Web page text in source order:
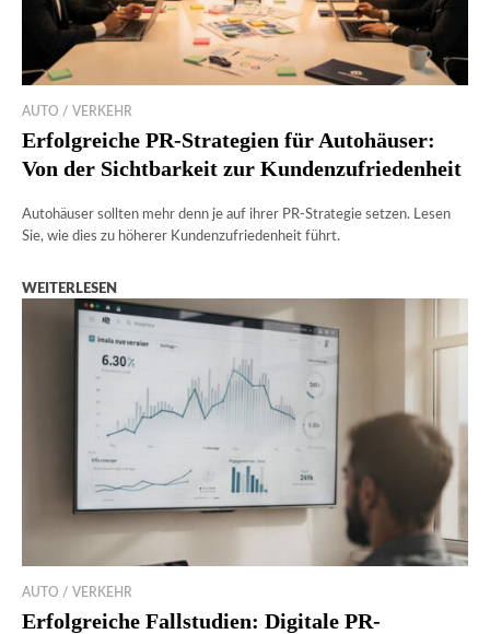
AUTO / VERKEHR
Erfolgreiche PR-Strategien für Autohäuser:
Von der Sichtbarkeit zur Kundenzufriedenheit
Autohäuser sollten mehr denn je auf ihrer PR-Strategie setzen. Lesen
Sie, wie dies zu höherer Kundenzufriedenheit führt.
WEITERLESEN
AUTO / VERKEHR
Erfolgreiche Fallstudien: Digitale PR-